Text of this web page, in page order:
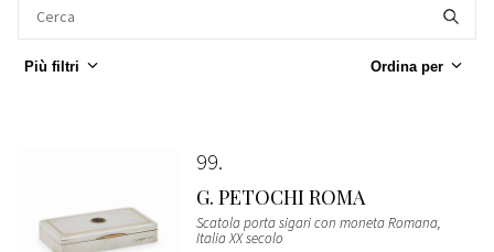
Più filtri Ordina per
99
G. PETOCHI ROMA
Scatola porta sigari con moneta Romana,
Italia XX secolo